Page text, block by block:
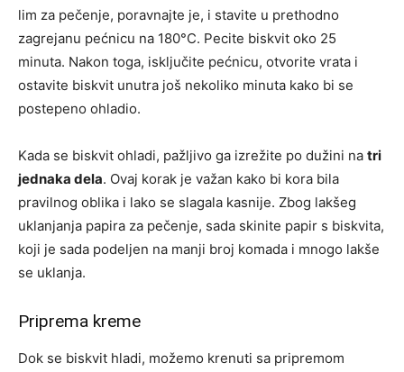
lim za pečenje, poravnajte je, i stavite u prethodno
zagrejanu pećnicu na 180°C. Pecite biskvit oko 25
minuta. Nakon toga, isključite pećnicu, otvorite vrata i
ostavite biskvit unutra još nekoliko minuta kako bi se
postepeno ohladio.
Kada se biskvit ohladi, pažljivo ga izrežite po dužini na tri
jednaka dela. Ovaj korak je važan kako bi kora bila
pravilnog oblika i lako se slagala kasnije. Zbog lakšeg
uklanjanja papira za pečenje, sada skinite papir s biskvita,
koji je sada podeljen na manji broj komada i mnogo lakše
se uklanja.
Priprema kreme
Dok se biskvit hladi, možemo krenuti sa pripremom